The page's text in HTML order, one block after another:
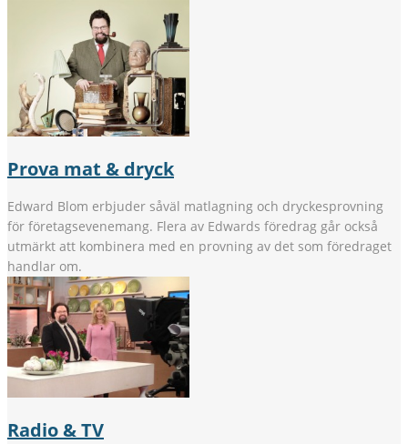
Prova mat & dryck
Edward Blom erbjuder såväl matlagning och dryckesprovning
för företagsevenemang. Flera av Edwards föredrag går också
utmärkt att kombinera med en provning av det som föredraget
handlar om.
Radio & TV